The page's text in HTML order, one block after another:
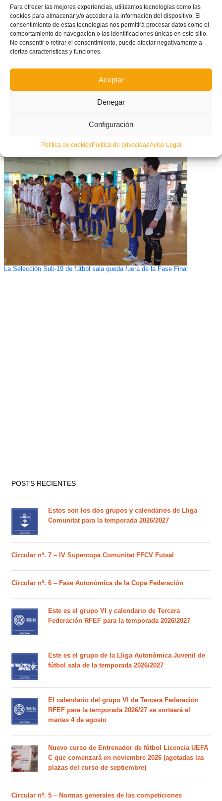
Para ofrecer las mejores experiencias, utilizamos tecnologías como las
cookies para almacenar y/o acceder a la información del dispositivo. El
consentimiento de estas tecnologías nos permitirá procesar datos como el
comportamiento de navegación o las identificaciones únicas en este sitio.
No consentir o retirar el consentimiento, puede afectar negativamente a
ciertas características y funciones.
Aceptar
Denegar
Configuración
Política de cookiesPolítica de privacidadAviso Legal
El mejor fútbol femenino se da cita en La Vall D’Uixó
La Selección Sub-19 de fútbol sala queda fuera de la Fase Final
POSTS RECIENTES
Estos son los dos grupos y calendarios de Lliga
Comunitat para la temporada 2026/2027
Circular nº. 7 – IV Supercopa Comunitat FFCV Futsal
Circular nº. 6 – Fase Autonómica de la Copa Federación
Este es el grupo VI y calendario de Tercera
Federación RFEF para la temporada 2026/2027
Este es el grupo de la Lliga Autonòmica Juvenil de
fútbol sala de la temporada 2026/2027
El calendario del grupo VI de Tercera Federación
RFEF para la temporada 2026/27 se sorteará el
martes 4 de agosto
Nuevo curso de Entrenador de fútbol Licencia UEFA
C que comenzará en noviembre 2026 (agotadas las
plazas del curso de septiembre)
Circular nº. 5 – Normas generales de las competiciones